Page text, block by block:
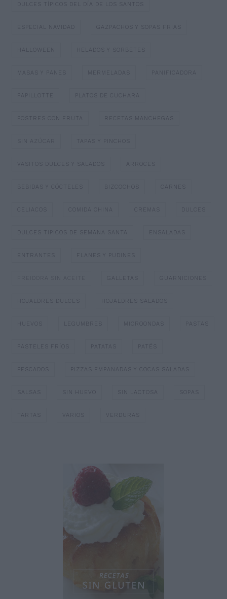
DULCES TÍPICOS DEL DÍA DE LOS SANTOS
ESPECIAL NAVIDAD GAZPACHOS Y SOPAS FRIAS
HALLOWEEN HELADOS Y SORBETES
MASAS Y PANES MERMELADAS PANIFICADORA
PAPILLOTTE PLATOS DE CUCHARA
POSTRES CON FRUTA RECETAS MANCHEGAS
SIN AZÚCAR TAPAS Y PINCHOS
VASITOS DULCES Y SALADOS ARROCES
BEBIDAS Y CÓCTELES BIZCOCHOS CARNES
CELIACOS COMIDA CHINA CREMAS
DULCES TIPICOS DE SEMANA SANTA ENSALADAS
ENTRANTES FLANES Y PUDINES
FREIDORA SIN ACEITE GALLETAS GUARNICIONES
HOJALDRES DULCES HOJALDRES SALADOS
HUEVOS LEGUMBRES MICROONDAS PASTAS
PASTELES FRÍOS PATATAS PATÉS
PESCADOS PIZZAS EMPANADAS Y COCAS SALADAS
SALSAS SIN HUEVO SIN LACTOSA SOPAS
TARTAS VARIOS VERDURAS